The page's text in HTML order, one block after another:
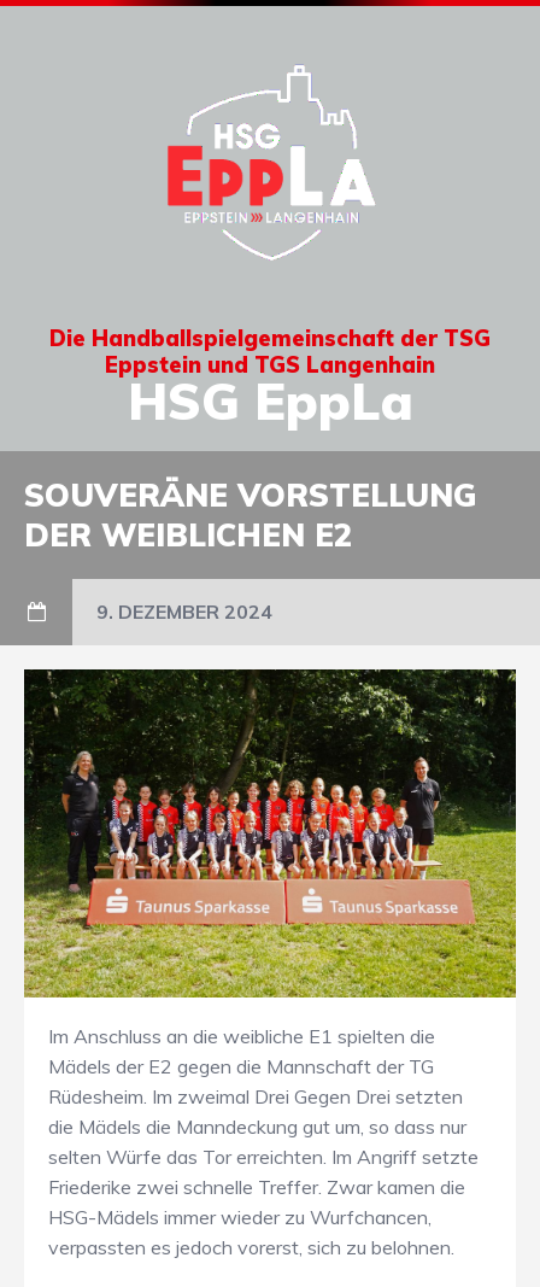
Die Handballspielgemeinschaft der TSG
Eppstein und TGS Langenhain
HSG EppLa
SOUVERÄNE VORSTELLUNG
DER WEIBLICHEN E2
9. DEZEMBER 2024
Im Anschluss an die weibliche E1 spielten die
Mädels der E2 gegen die Mannschaft der TG
Rüdesheim. Im zweimal Drei Gegen Drei setzten
die Mädels die Manndeckung gut um, so dass nur
selten Würfe das Tor erreichten. Im Angriff setzte
Friederike zwei schnelle Treffer. Zwar kamen die
HSG-Mädels immer wieder zu Wurfchancen,
verpassten es jedoch vorerst, sich zu belohnen.